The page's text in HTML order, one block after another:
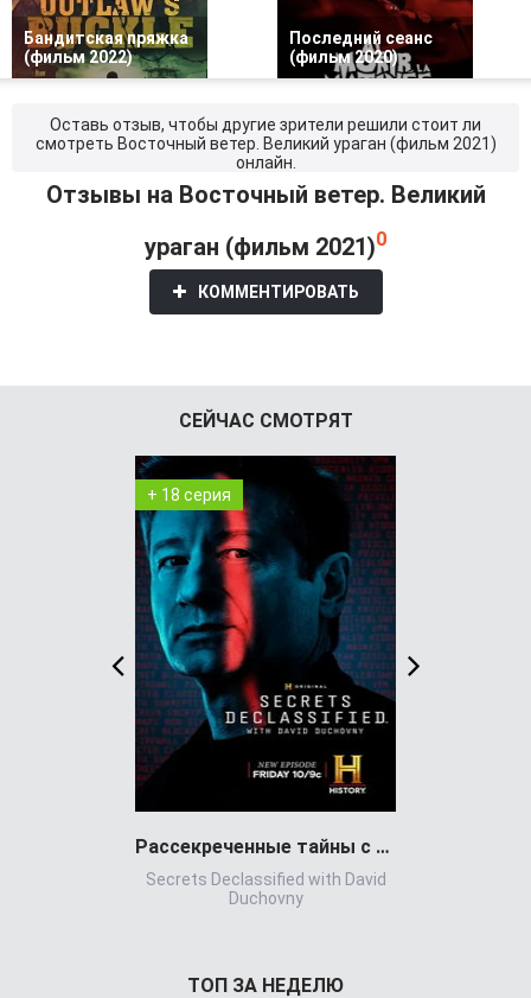
Бандитская пряжка
(фильм 2022)
Последний сеанс
(фильм 2020)
Оставь отзыв, чтобы другие зрители решили стоит ли
смотреть Восточный ветер. Великий ураган (фильм 2021)
онлайн.
Отзывы на Восточный ветер. Великий
ураган (фильм 2021)0
КОММЕНТИРОВАТЬ
СЕЙЧАС СМОТРЯТ
+ 18 серия
Рассекреченные тайны с Дэвидом Духовны
Secrets Declassified with David
Duchovny
ТОП ЗА НЕДЕЛЮ